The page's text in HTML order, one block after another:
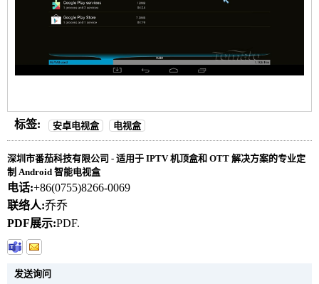
标签: 安卓电视盒 电视盒
深圳市番茄科技有限公司 - 适用于 IPTV 机顶盒和 OTT 解决方案的专业定
制 Android 智能电视盒
电话:+86(0755)8266-0069
联络人:乔乔
PDF展示:PDF.
发送询问